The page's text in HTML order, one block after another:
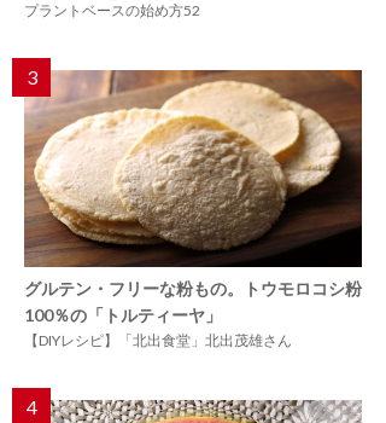
プラントベースの始め方52
3
グルテン・フリーな粉もの。トウモロコシ粉
100％の「トルティーヤ」
【DIYレシピ】「北出食堂」北出茂雄さん
4